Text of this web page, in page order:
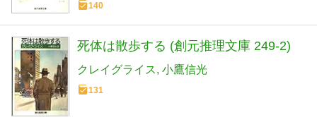
140
死体は散歩する (創元推理文庫 249-2)
クレイグライス 小鷹信光
131